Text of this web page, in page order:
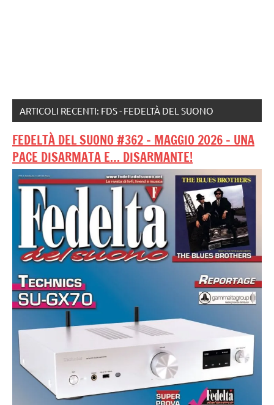
ARTICOLI RECENTI: FDS - FEDELTÀ DEL SUONO
FEDELTÀ DEL SUONO #362 – MAGGIO 2026 – UNA
PACE DISARMATA E… DISARMANTE!